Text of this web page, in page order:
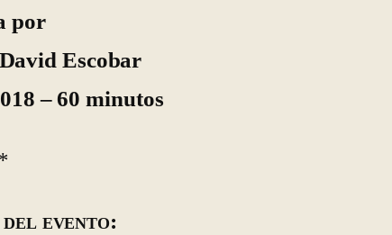
por
Escobar
– 60 minutos
evento: